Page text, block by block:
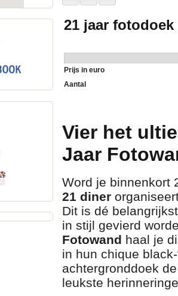
21 jaar
Prijs in euro
Aantal
Vier het
Jaar
Word je binnenkort
21 diner
Dit is dé
in stijl gevierd
Fotowand haal je
in hun chique
achtergronddoek
leukste